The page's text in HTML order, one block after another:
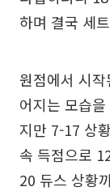
하며 결국 세
원점에서 시
어지는 모습
지만 7-17 상
속 득점으로
20 듀스 상황